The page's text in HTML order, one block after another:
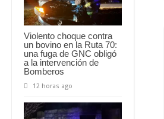
Violento choque contra
un bovino en la Ruta 70:
una fuga de GNC obligó
a la intervención de
Bomberos
12 horas ago